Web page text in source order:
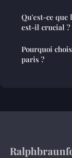
Qu'est-ce
est-il crucial ?
Pourquoi
paris ?